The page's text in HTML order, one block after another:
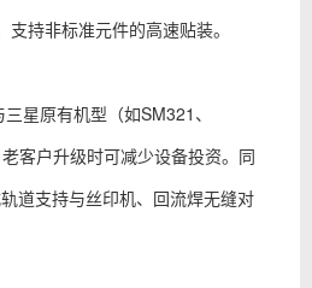
持非标准元件的高速贴装。
星原有机型（如SM321、
客户升级时可减少设备投资。同
道支持与丝印机、回流焊无缝对